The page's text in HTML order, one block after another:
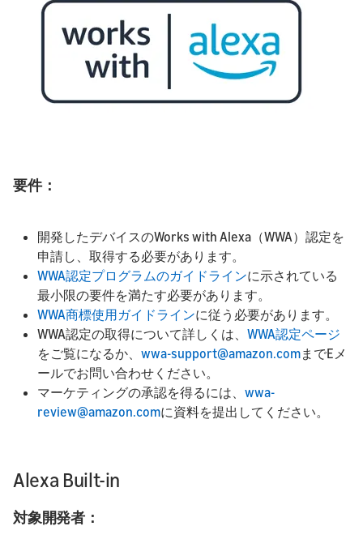
要件：
開発したデバイスのWorks with Alexa（WWA）認定を
申請し、取得する必要があります。
WWA認定プログラムのガイドラインに示されている
最小限の要件を満たす必要があります。
WWA商標使用ガイドラインに従う必要があります。
WWA認定の取得について詳しくは、 WWA認定ページ
をご覧になるか、 wwa-support@amazon.comまでEメ
ールでお問い合わせください。
マーケティングの承認を得るには、 wwa-
review@amazon.comに資料を提出してください。
Alexa Built-in
対象開発者：